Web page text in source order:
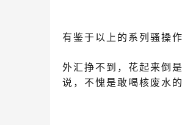
有鉴于以上的系列骚操
外汇挣不到，花起来倒
说，不愧是敢喝核废水